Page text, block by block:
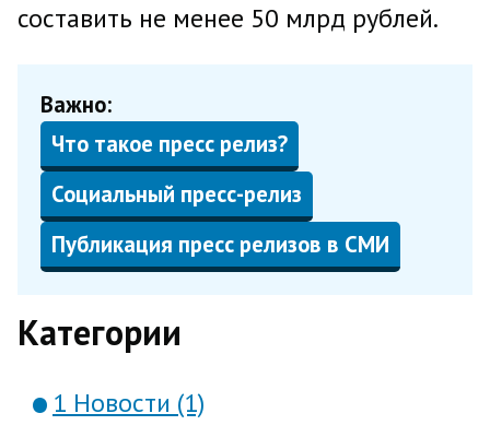
составить не менее 50 млрд рублей.
Важно:
Что такое пресс релиз?
Социальный пресс-релиз
Публикация пресс релизов в СМИ
Категории
1 Новости (1)